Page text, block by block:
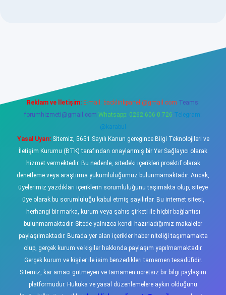
Reklam ve İletişim: E-mail: backlinkpaneli@gmail.com Teams:
forumhizmeti@gmail.com Whatsapp: 0262 606 0 726 Telegram:
@karabul
Yasal Uyarı:Sitemiz, 5651 Sayılı Kanun gereğince Bilgi Teknolojileri ve
İletişim Kurumu (BTK) tarafından onaylanmış bir Yer Sağlayıcı olarak
hizmet vermektedir. Bu nedenle, sitedeki içerikleri proaktif olarak
denetleme veya araştırma yükümlülüğümüz bulunmamaktadır. Ancak,
üyelerimiz yazdıkları içeriklerin sorumluluğunu taşımakta olup, siteye
üye olarak bu sorumluluğu kabul etmiş sayılırlar. Bu internet sitesi,
herhangi bir marka, kurum veya şahıs şirketi ile hiçbir bağlantısı
bulunmamaktadır. Sitede yalnızca kendi hazırladığımız makaleler
paylaşılmaktadır. Burada yer alan içerikler haber niteliği taşımamakta
olup, gerçek kurum ve kişiler hakkında paylaşım yapılmamaktadır.
Gerçek kurum ve kişiler ile isim benzerlikleri tamamen tesadüfidir.
Sitemiz, kar amacı gütmeyen ve tamamen ücretsiz bir bilgi paylaşım
platformudur. Hukuka ve yasal düzenlemelere aykırı olduğunu